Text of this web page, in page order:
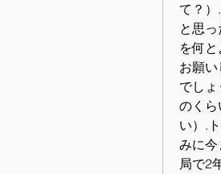
て？
と思
を何
お願
でし
のく
い）.
みに
局で2